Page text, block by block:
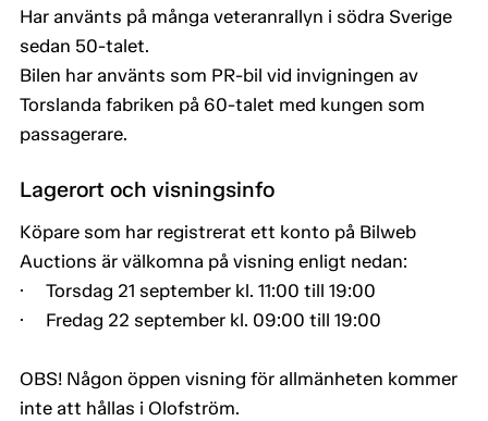
Har använts på många veteranrallyn i södra Sverige
sedan 50-talet.
Bilen har använts som PR-bil vid invigningen av
Torslanda fabriken på 60-talet med kungen som
passagerare.
Lagerort och visningsinfo
Köpare som har registrerat ett konto på Bilweb
Auctions är välkomna på visning enligt nedan:
· Torsdag 21 september kl. 11:00 till 19:00
· Fredag 22 september kl. 09:00 till 19:00
OBS! Någon öppen visning för allmänheten kommer
inte att hållas i Olofström.